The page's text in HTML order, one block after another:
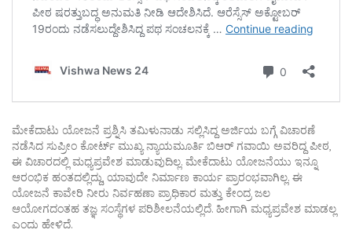
ಮೇಕೆದಾಟು ಯೋಜನೆ ಪ್ರಶ್ನಿಸಿ ತಮಿಳುನಾಡು ಸಲ್ಲಿಸಿದ್ದ ಅರ್ಜಿಯ ಬಗ್ಗೆ ವಿಚಾರಣೆ
ನಡೆಸಿದ ಸುಪ್ರೀಂ ಕೋರ್ಟ್ ಮುಖ್ಯ ನ್ಯಾಯಮೂರ್ತಿ ಬಿಆರ್ ಗವಾಯಿ ಅವರಿದ್ದ ಪೀಠ,
ಈ ವಿಚಾರದಲ್ಲಿ ಮಧ್ಯಪ್ರವೇಶ ಮಾಡುವುದಿಲ್ಲ. ಮೇಕೆದಾಟು ಯೋಜನೆಯು ಇನ್ನೂ
ಆರಂಭಿಕ ಹಂತದಲ್ಲಿದ್ದು, ಯಾವುದೇ ನಿರ್ಮಾಣ ಕಾರ್ಯ ಪ್ರಾರಂಭವಾಗಿಲ್ಲ. ಈ
ಯೋಜನೆ ಕಾವೇರಿ ನೀರು ನಿರ್ವಹಣಾ ಪ್ರಾಧಿಕಾರ ಮತ್ತು ಕೇಂದ್ರ ಜಲ
ಆಯೋಗದಂತಹ ತಜ್ಞ ಸಂಸ್ಥೆಗಳ ಪರಿಶೀಲನೆಯಲ್ಲಿದೆ. ಹೀಗಾಗಿ ಮಧ್ಯಪ್ರವೇಶ ಮಾಡಲ್ಲ
ಎಂದು ಹೇಳಿದೆ.